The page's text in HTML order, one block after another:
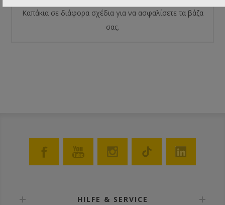
Καπάκια σε διάφορα σχέδια για να ασφαλίσετε τα βάζα
σας.
HILFE & SERVICE